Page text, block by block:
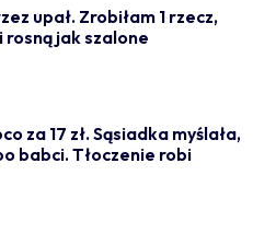
upał. Zrobiłam 1 rzecz,
jak szalone
za 17 zł. Sąsiadka myślała,
babci. Tłoczenie robi